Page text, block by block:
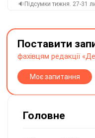
🔉Підсумки тижня. 27-31
Поставити
фахівцям редакції
Моє запитання
Головне